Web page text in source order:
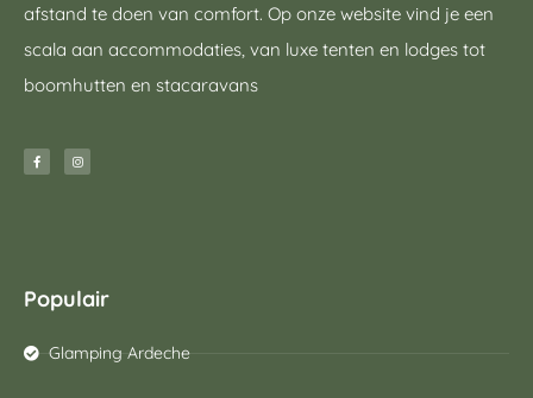
afstand te doen van comfort. Op onze website vind je een
scala aan accommodaties, van luxe tenten en lodges tot
boomhutten en stacaravans
Populair
Glamping Ardeche